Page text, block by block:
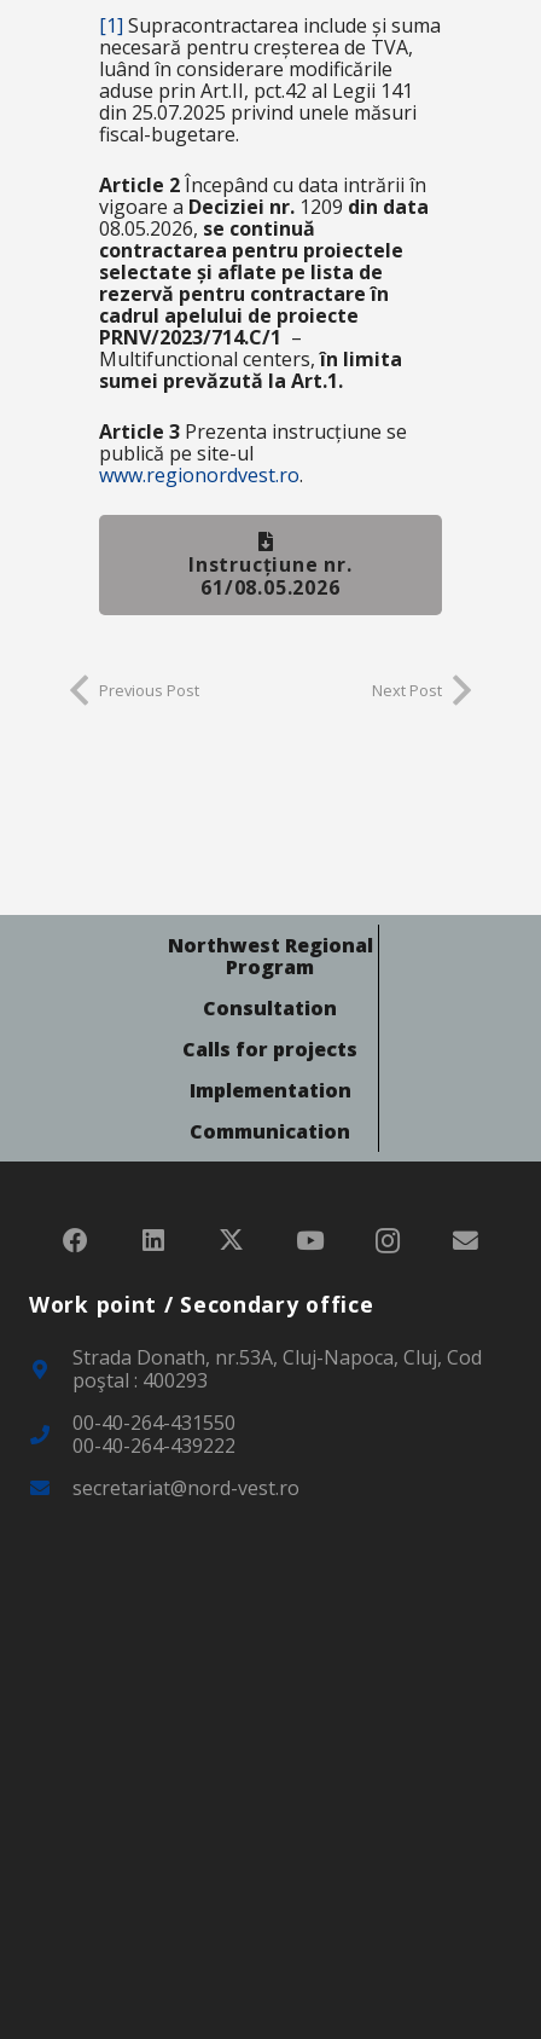
[1] Supracontractarea include și suma
necesară pentru creșterea de TVA,
luând în considerare modificările
aduse prin Art.II, pct.42 al Legii 141
din 25.07.2025 privind unele măsuri
fiscal-bugetare.
Article 2Începând cu data intrării în
vigoare a Deciziei nr. 1209 din data
08.05.2026, se continuă
contractarea pentru proiectele
selectate și aflate pe lista de
rezervă pentru contractare în
cadrul apelului de proiecte
PRNV/2023/714.C/1 –
Multifunctional centers,în limita
sumei prevăzută la Art.1.
Article 3 Prezenta instrucțiune se
publică pe site-ul
www.regionordvest.ro.
Instrucțiune nr.
61/08.05.2026
Previous Post Next Post
Northwest Regional
Program
Consultation
Calls for projects
Implementation
Communication
Work point / Secondary office
Strada Donath, nr.53A, Cluj-Napoca, Cluj, Cod
poştal : 400293
00-40-264-431550
00-40-264-439222
secretariat@nord-vest.ro